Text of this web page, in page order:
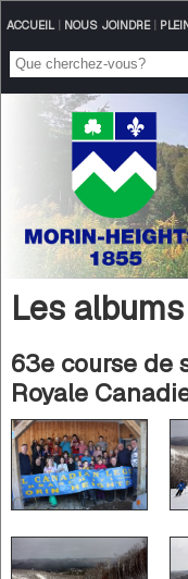
ACCUEIL| NOUS JOINDRE|
Les
63e course de
Royale